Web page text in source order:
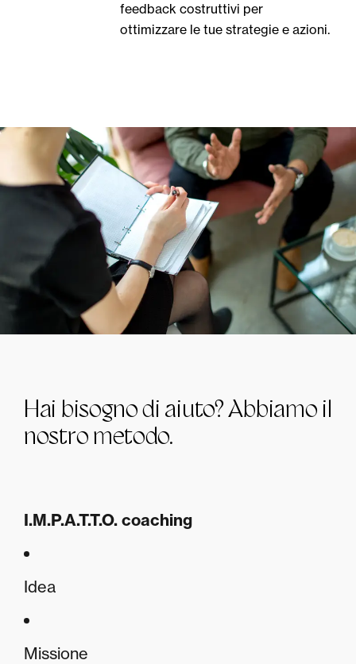
feedback costruttivi per
ottimizzare le tue strategie e azioni.
Hai bisogno di aiuto? Abbiamo il
nostro metodo.
I.M.P.A.T.T.O. coaching
Idea
Missione